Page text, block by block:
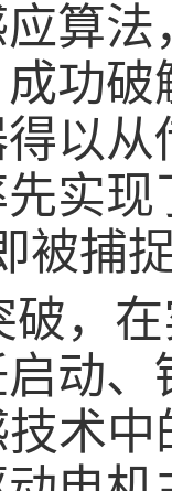
算
功
以
实现
被捕
破，
动
术